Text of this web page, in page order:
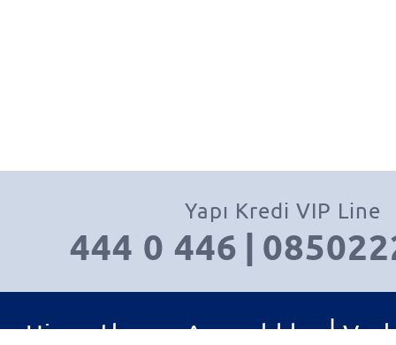
Yapı Kredi VIP Line
444 0 446 |
Hizmetler ve Ayrıcalıklar |